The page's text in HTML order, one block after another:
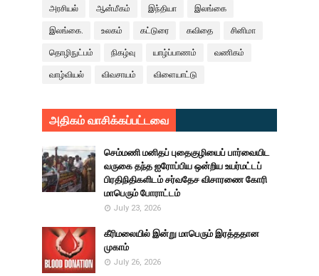
அரசியல் ஆன்மீகம் இந்தியா இலங்கை
இலங்கை. உலகம் கட்டுரை கவிதை சினிமா
தொழிநுட்பம் நிகழ்வு யாழ்ப்பாணம் வணிகம்
வாழ்வியல் விவசாயம் விளையாட்டு
அதிகம் வாசிக்கப்பட்டவை
செம்மணி மனிதப் புதைகுழியைப் பார்வையிட
வருகை தந்த ஐரோப்பிய ஒன்றிய உயர்மட்டப்
பிரதிநிதிகளிடம் சர்வதேச விசாரணை கோரி
மாபெரும் போராட்டம்
July 23, 2026
கீரிமலையில் இன்று மாபெரும் இரத்ததான
முகாம்
July 26, 2026